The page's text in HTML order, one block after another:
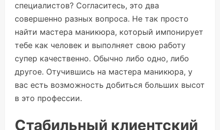
специалистов? Согласитесь, это два
совершенно разных вопроса. Не так просто
найти мастера маникюра, который импонирует
тебе как человек и выполняет свою работу
супер качественно. Обычно либо одно, либо
другое. Отучившись на мастера маникюра, у
вас есть возможность добиться больших высот
в это профессии.
Стабильный клиентский